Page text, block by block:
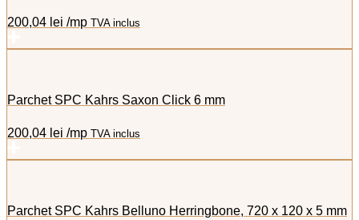
200,04 lei /mp TVA inclus
Parchet SPC Kahrs Saxon Click 6 mm
200,04 lei /mp TVA inclus
Parchet SPC Kahrs Belluno Herringbone, 720 x 120 x 5 mm